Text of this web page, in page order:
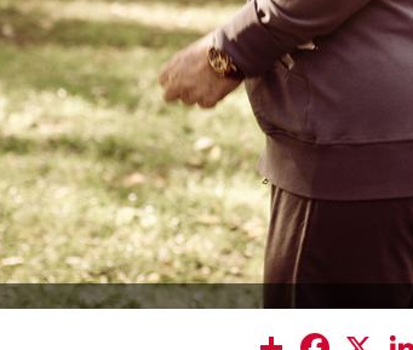
Share Facebook